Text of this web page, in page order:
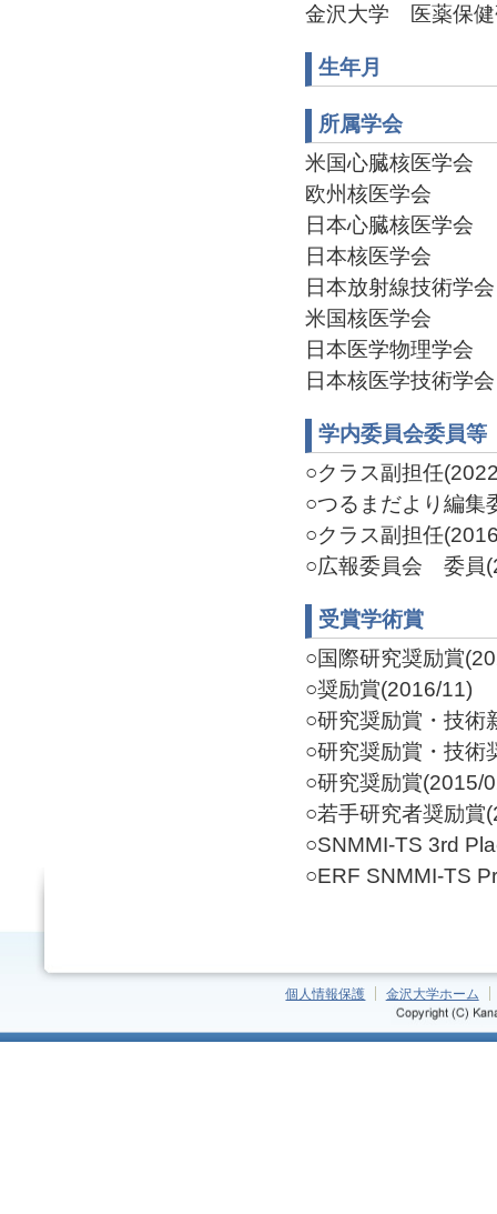
金沢大学 医薬保
生年月
所属学会
米国心臓核医学会
欧州核医学会
日本心臓核医学会
日本核医学会
日本放射線技術学会
米国核医学会
日本医学物理学会
日本核医学技術学会
学内委員会委員等
○クラス副担任
○つるまだより編
○クラス副担任
○広報委員会 委員
受賞学術賞
○国際研究奨励賞
○奨励賞(2016/11)
○研究奨励賞・技術
○研究奨励賞・技術
○研究奨励賞(2015/
○若手研究者奨励賞
○SNMMI-TS 3rd
○ERF SNMMI-TS
個人情報保護 金沢大学ホーム